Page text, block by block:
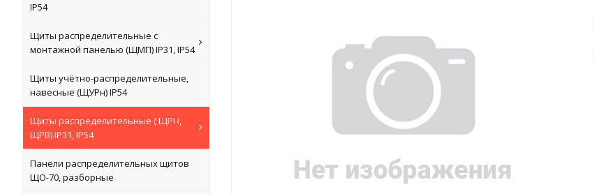
IP54
Щиты распределительные с
монтажной панелью (ЩМП) IP31, IP54
Щиты учётно-распределительные,
навесные (ЩУРн) IP54
Щиты распределительные ( ЩРН,
ЩРВ) IP31, IP54
Панели распределительных щитов
ЩО-70, разборные